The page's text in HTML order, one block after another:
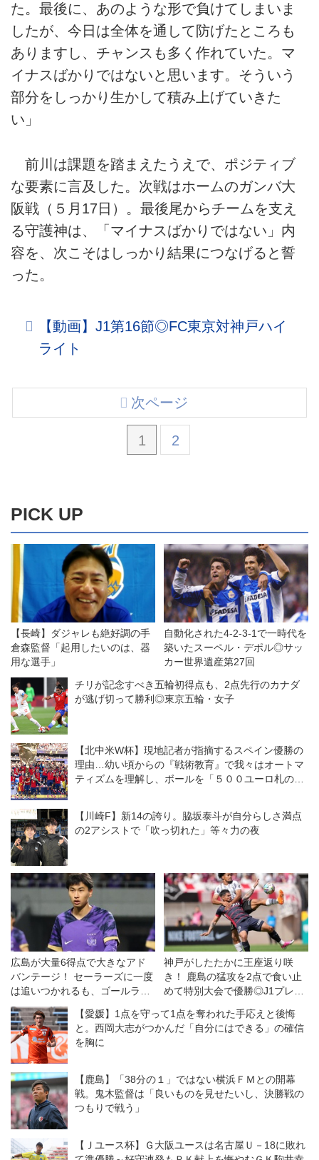
た。最後に、あのような形で負けてしまいま
したが、今日は全体を通して防げたところも
ありますし、チャンスも多く作れていた。マ
イナスばかりではないと思います。そういう
部分をしっかり生かして積み上げていきた
い」
前川は課題を踏まえたうえで、ポジティブ
な要素に言及した。次戦はホームのガンバ大
阪戦（５月17日）。最後尾からチームを支え
る守護神は、「マイナスばかりではない」内
容を、次こそはしっかり結果につなげると誓
った。
【動画】J1第16節◎FC東京対神戸ハイ
ライト
1 2
次ページ
PICK UP
【長崎】ダジャレも絶好調の手
倉森監督「起用したいのは、器
用な選手」
自動化された4-2-3-1で一時代を
築いたスーペル・デポル◎サッ
カー世界遺産第27回
チリが記念すべき五輪初得点も、2点先行のカナダ
が逃げ切って勝利◎東京五輪・女子
【北中米W杯】現地記者が指摘するスペイン優勝の
理由…幼い頃からの『戦術教育』で我々はオートマ
ティズムを理解し、ボールを「５００ユーロ札のよ
【川崎F】新14の誇り。脇坂泰斗が自分らしさ満点
の2アシストで「吹っ切れた」等々力の夜
広島が大量6得点で大きなアド
バンテージ！ セーラーズに一度
は追いつかれるも、ゴールラッ
シュで突き放す◎ACL2・準々
決勝第1戦
神戸がしたたかに王座返り咲
き！ 鹿島の猛攻を2点で食い止
めて特別大会で優勝◎J1プレー
【愛媛】1点を守って1点を奪われた手応えと後悔
と。西岡大志がつかんだ「自分にはできる」の確信
を胸に
【鹿島】「38分の１」ではない横浜ＦＭとの開幕
戦。鬼木監督は「良いものを見せたいし、決勝戦の
つもりで戦う」
【Ｊユース杯】Ｇ大阪ユースは名古屋Ｕ－18に敗れ